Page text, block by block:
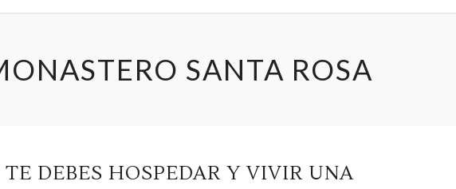
SANTA ROSA
DEBES HOSPEDAR Y VIVIR UNA